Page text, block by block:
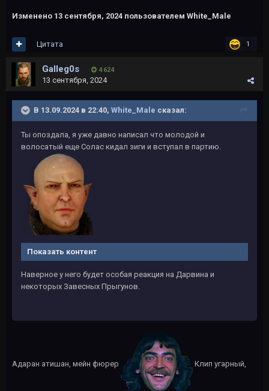
Изменено 13 сентября, 2024 пользователем White_Male
1
Цитата
Galleg0s 4 624
13 сентября, 2024
В 13.09.2024 в 22:40, White_Male сказал:
Ты опоздала, я уже давно написал что молодой и
волосатый еще Солас кидал зиги и вступал в партию.
Показать контент
Наверное у него будет особая реакция на Дарвина и
некоторых Завесных Прыгунов.
Адаран атишан, мейн фюрер Клип угарный,